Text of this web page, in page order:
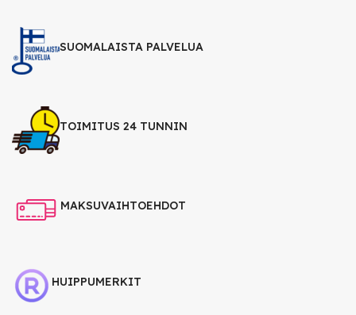
SUOMALAISTA PALVELUA
TOIMITUS 24 TUNNIN
MAKSUVAIHTOEHDOT
HUIPPUMERKIT